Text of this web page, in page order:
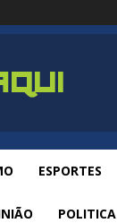
ESPORTES
POLITICA